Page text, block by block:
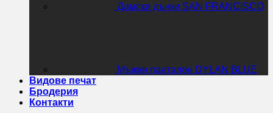
Дамски дънки SAN FRANCISCO
Мъжки панталон DYLAN BLUE
Видове печат
Бродерия
Контакти